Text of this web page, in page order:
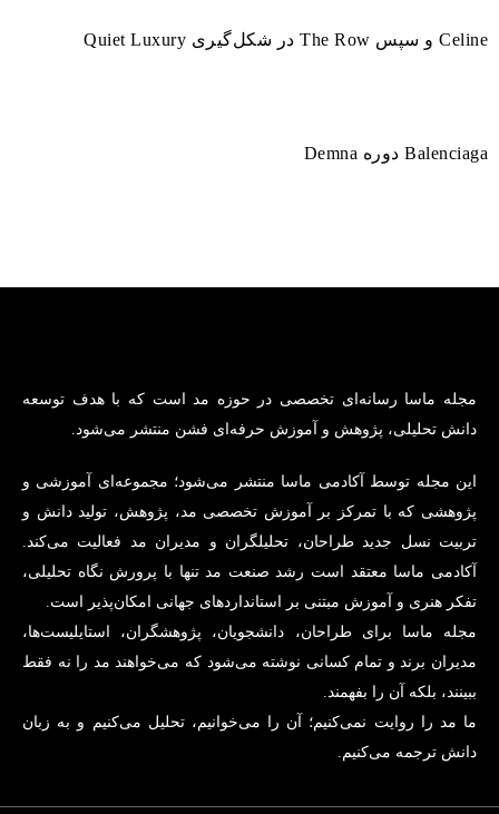
Celine و سپس The Row در شکل‌گیری Quiet Luxury
Balenciaga دوره Demna
مجله ماسا رسانه‌ای تخصصی در حوزه مد است که با هدف توسعه
دانش تحلیلی، پژوهش و آموزش حرفه‌ای فشن منتشر می‌شود.
این مجله توسط آکادمی ماسا منتشر می‌شود؛ مجموعه‌ای آموزشی و
پژوهشی که با تمرکز بر آموزش تخصصی مد، پژوهش، تولید دانش و
تربیت نسل جدید طراحان، تحلیلگران و مدیران مد فعالیت می‌کند.
آکادمی ماسا معتقد است رشد صنعت مد تنها با پرورش نگاه تحلیلی،
تفکر هنری و آموزش مبتنی بر استانداردهای جهانی امکان‌پذیر است.
مجله ماسا برای طراحان، دانشجویان، پژوهشگران، استایلیست‌ها،
مدیران برند و تمام کسانی نوشته می‌شود که می‌خواهند مد را نه فقط
ببینند، بلکه آن را بفهمند.
ما مد را روایت نمی‌کنیم؛ آن را می‌خوانیم، تحلیل می‌کنیم و به زبان
دانش ترجمه می‌کنیم.